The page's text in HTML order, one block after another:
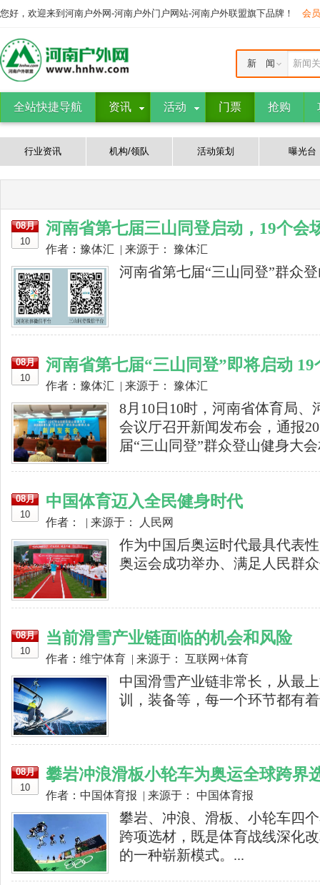
您好，欢迎来到河南户外网-河南户外门户网站-河南户外联盟旗下品牌！ 会
新闻
新 闻
全站快捷导航 资讯 活动 门票 抢购
行业资讯 机构/领队 活动策划 曝光台
08月
10
河南省第七届三山同登启动，19个会
作者：豫体汇 | 来源于： 豫体汇
河南省第七届“三山同登”群众
08月
10
河南省第七届“三山同登”即将启动
作者：豫体汇 | 来源于： 豫体汇
8月10日10时，河南省体育局
会议厅召开新闻发布会，通报
届“三山同登”群众登山健身大
08月
10
中国体育迈入全民健身时代
作者： | 来源于： 人民网
作为中国后奥运时代最具代表
奥运会成功举办、满足人民群
08月
10
当前滑雪产业链面临的机会和风险
作者：维宁体育 | 来源于： 互联网+体育
中国滑雪产业链非常长，从最
训，装备等，每一个环节都有
08月
10
攀岩冲浪滑板小轮车为奥运全球跨界
作者：中国体育报 | 来源于： 中国体育报
攀岩、冲浪、滑板、小轮车四
跨项选材，既是体育战线深化
的一种崭新模式。...